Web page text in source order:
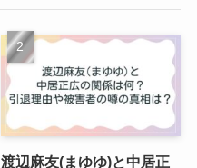
渡辺麻友(まゆゆ)と中居正